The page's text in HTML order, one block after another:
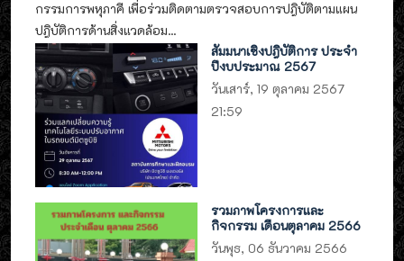
กรรมการพหุภาคี เพื่อร่วมติดตามตรวจสอบการปฎิบัติตามแผน
ปฎิบัติการด้านสิ่งแวดล้อม...
สัมมนาเชิงปฎิบัติการ ประจำ
ปีงบประมาณ 2567
วันเสาร์, 19 ตุลาคม 2567
21:59
รวมภาพโครงการและ
กิจกรรม เดือนตุลาคม 2566
วันพุธ, 06 ธันวาคม 2566